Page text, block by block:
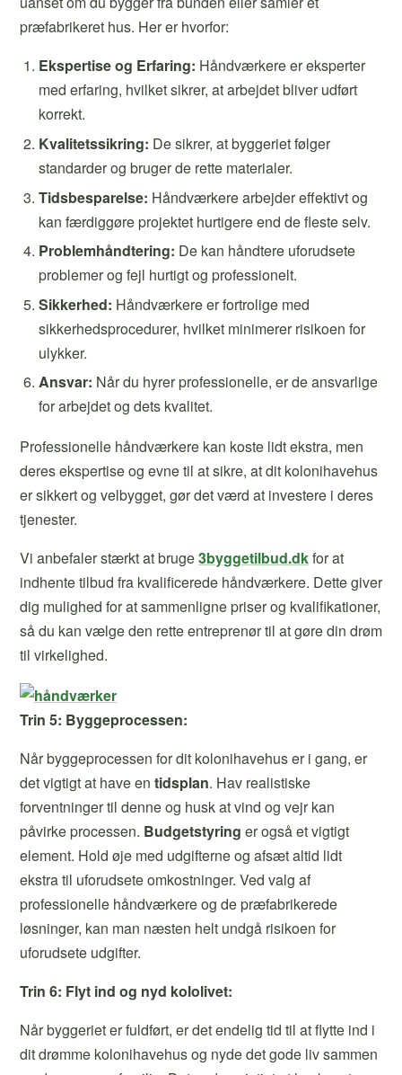
præfabrikeret hus. Her er hvorfor:
Ekspertise og Erfaring: Håndværkere er eksperter
med erfaring, hvilket sikrer, at arbejdet bliver udført
korrekt.
Kvalitetssikring: De sikrer, at byggeriet følger
standarder og bruger de rette materialer.
Tidsbesparelse: Håndværkere arbejder effektivt og
kan færdiggøre projektet hurtigere end de fleste selv.
Problemhåndtering: De kan håndtere uforudsete
problemer og fejl hurtigt og professionelt.
Sikkerhed: Håndværkere er fortrolige med
sikkerhedsprocedurer, hvilket minimerer risikoen for
ulykker.
Ansvar: Når du hyrer professionelle, er de ansvarlige
for arbejdet og dets kvalitet.
Professionelle håndværkere kan koste lidt ekstra, men
deres ekspertise og evne til at sikre, at dit kolonihavehus
er sikkert og velbygget, gør det værd at investere i deres
tjenester.
Vi anbefaler stærkt at bruge3byggetilbud.dkfor at
indhente tilbud fra kvalificerede håndværkere. Dette giver
dig mulighed for at sammenligne priser og kvalifikationer,
så du kan vælge den rette entreprenør til at gøre din drøm
til virkelighed.
Trin 5: Byggeprocessen:
Når byggeprocessen for dit kolonihavehus er i gang, er
det vigtigt at have en tidsplan. Hav realistiske
forventninger til denne og husk at vind og vejr kan
påvirke processen. Budgetstyring er også et vigtigt
element. Hold øje med udgifterne og afsæt altid lidt
ekstra til uforudsete omkostninger. Ved valg af
professionelle håndværkere og de præfabrikerede
løsninger, kan man næsten helt undgå risikoen for
uforudsete udgifter.
Trin 6: Flyt ind og nyd kololivet:
Når byggeriet er fuldført, er det endelig tid til at flytte ind i
dit drømme kolonihavehus og nyde det gode liv sammen